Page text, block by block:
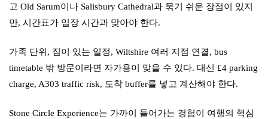
고 Old Sarum이나 Salisbury Cathedral과 묶기 쉬운 장점이 있지
만, 시간표가 입장 시간과 맞아야 한다.
가족 단위, 짐이 있는 일정, Wiltshire 여러 지점 연결, bus
timetable 밖 방문이라면 자가용이 맞을 수 있다. 대신 £4 parking
charge, A303 traffic risk, 도착 buffer를 넣고 계산해야 한다.
Stone Circle Experience는 가까이 들어가는 경험이 여행의 핵심